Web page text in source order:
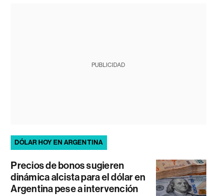
PUBLICIDAD
DÓLAR HOY EN ARGENTINA
Precios de bonos sugieren
dinámica alcista para el dólar en
Argentina pese a intervención